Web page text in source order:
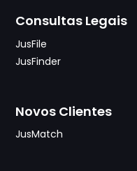
Consultas Legais
JusFile
JusFinder
Novos Clientes
JusMatch